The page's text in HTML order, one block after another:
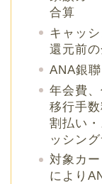
合算
キャッ
還元前
ANA銀
年会費
移行手
割払い
ッシン
対象カ
により